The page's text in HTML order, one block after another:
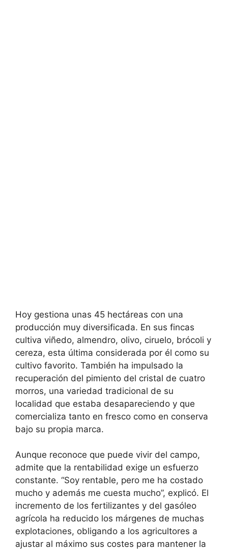
Hoy gestiona unas 45 hectáreas con una
producción muy diversificada. En sus fincas
cultiva viñedo, almendro, olivo, ciruelo, brócoli y
cereza, esta última considerada por él como su
cultivo favorito. También ha impulsado la
recuperación del pimiento del cristal de cuatro
morros, una variedad tradicional de su
localidad que estaba desapareciendo y que
comercializa tanto en fresco como en conserva
bajo su propia marca.
Aunque reconoce que puede vivir del campo,
admite que la rentabilidad exige un esfuerzo
constante. “Soy rentable, pero me ha costado
mucho y además me cuesta mucho”, explicó. El
incremento de los fertilizantes y del gasóleo
agrícola ha reducido los márgenes de muchas
explotaciones, obligando a los agricultores a
ajustar al máximo sus costes para mantener la